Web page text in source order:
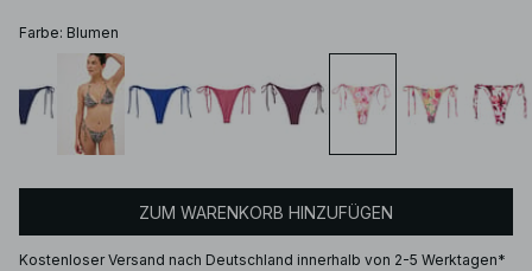
Farbe: Blumen
ZUM WARENKORB HINZUFÜGEN
Kostenloser Versand nach Deutschland innerhalb von 2-5 Werktagen*